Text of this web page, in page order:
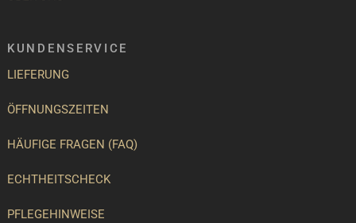
KUNDENSERVICE
LIEFERUNG
ÖFFNUNGSZEITEN
HÄUFIGE FRAGEN (FAQ)
ECHTHEITSCHECK
PFLEGEHINWEISE